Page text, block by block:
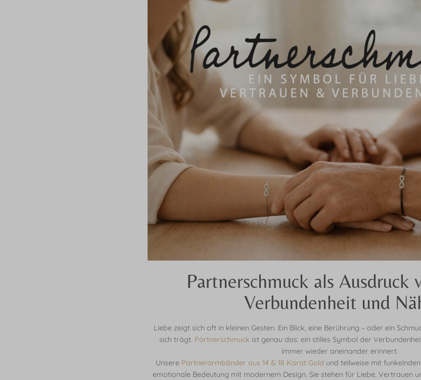
Partnerschmuck als Ausdruck
Verbundenheit und
Liebe zeigt sich oft in kleinen Gesten. Ein Blick, eine Berührung – oder ein
sich trägt. Partnerschmuck ist genau das: ein stilles Symbol der
immer wieder aneinander erinnert.
Unsere Partnerarmbänder aus 14 & 18 Karat Gold und teilweise mit
emotionale Bedeutung mit modernem Design. Sie stehen für Liebe, Vertrauen